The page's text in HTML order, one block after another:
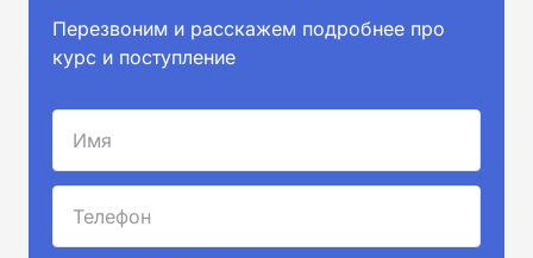
Перезвоним и расскажем подробнее про
курс и поступление